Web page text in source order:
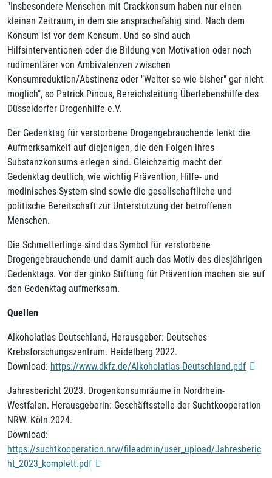
"Insbesondere Menschen mit Crackkonsum haben nur einen
kleinen Zeitraum, in dem sie ansprachefähig sind. Nach dem
Konsum ist vor dem Konsum. Und so sind auch
Hilfsinterventionen oder die Bildung von Motivation oder noch
rudimentärer von Ambivalenzen zwischen
Konsumreduktion/Abstinenz oder "Weiter so wie bisher" gar nicht
möglich", so Patrick Pincus, Bereichsleitung Überlebenshilfe des
Düsseldorfer Drogenhilfe e.V.
Der Gedenktag für verstorbene Drogengebrauchende lenkt die
Aufmerksamkeit auf diejenigen, die den Folgen ihres
Substanzkonsums erlegen sind. Gleichzeitig macht der
Gedenktag deutlich, wie wichtig Prävention, Hilfe- und
medinisches System sind sowie die gesellschaftliche und
politische Bereitschaft zur Unterstützung der betroffenen
Menschen.
Die Schmetterlinge sind das Symbol für verstorbene
Drogengebrauchende und damit auch das Motiv des diesjährigen
Gedenktags. Vor der ginko Stiftung für Prävention machen sie auf
den Gedenktag aufmerksam.
Quellen
Alkoholatlas Deutschland, Herausgeber: Deutsches
Krebsforschungszentrum. Heidelberg 2022.
Download: https://www.dkfz.de/Alkoholatlas-Deutschland.pdf
Jahresbericht 2023. Drogenkonsumräume in Nordrhein-
Westfalen. Herausgeberin: Geschäftsstelle der Suchtkooperation
NRW. Köln 2024.
Download:
https://suchtkooperation.nrw/fileadmin/user_upload/Jahresberic
ht_2023_komplett.pdf